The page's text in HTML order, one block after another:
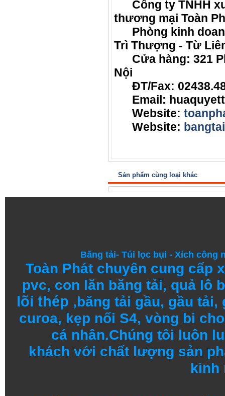
Công ty TNHH
thương mại Toàn
Phòng kinh
Trì Thượng - Từ
Cửa hàng: 321
Nội
ĐT/Fax:
Email:
Website:
Website:
Sản phẩm cùng loại khác
Băng tải- Túi lọc bụi - Xích công
Toàn Phát chuyên cung cấp
pvc, con lăn băng tải, quả lô
lõi thép ,băng tải gầu, gầu tải,
curoa, kẹp nối S4, vòng bi
cá nhân.Chúng tôi luôn
khách với chất lượng sản
kinh